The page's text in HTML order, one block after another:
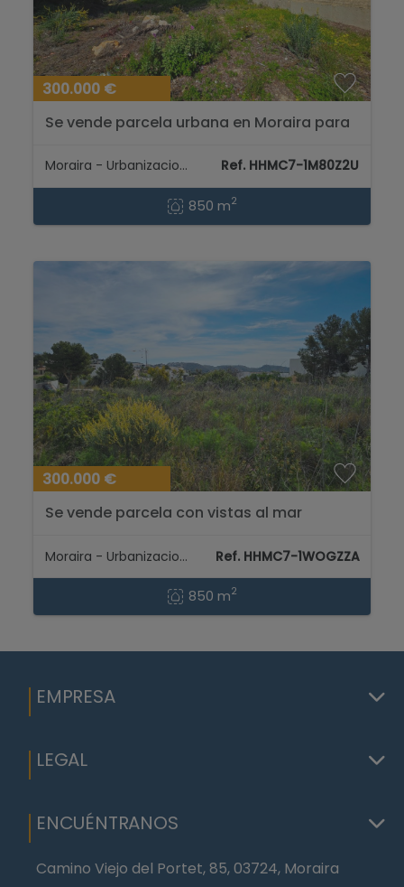
300.000 €
Se vende parcela urbana en Moraira para
Moraira - Urbanizaciones Ref. HHMC7-1M80Z2U
850 m2
300.000 €
Se vende parcela con vistas al mar
de sueno...
Moraira - Urbanizaciones Ref. HHMC7-1WOGZZA
850 m2
EMPRESA
LEGAL
ENCUÉNTRANOS
Camino Viejo del Portet, 85, 03724, Moraira